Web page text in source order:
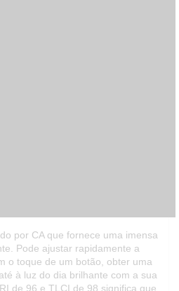
por CA que fornece uma imensa
Pode ajustar rapidamente a
o toque de um botão, obter uma
à luz do dia brilhante com a sua
de 96 e TLCI de 98 significa que